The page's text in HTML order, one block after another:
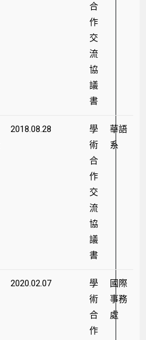
合
作
交
流
協
議
書
2018.08.28
學
術
合
作
交
流
協
議
書
華語
系
2020.02.07
學
術
合
作
國際
事務
處